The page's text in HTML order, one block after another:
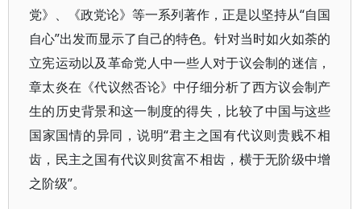
党》、《政党论》等一系列著作，正是以坚持从“自国
自心”出发而显示了自己的特色。针对当时如火如荼的
立宪运动以及革命党人中一些人对于议会制的迷信，
章太炎在《代议然否论》中仔细分析了西方议会制产
生的历史背景和这一制度的得失，比较了中国与这些
国家国情的异同，说明“君主之国有代议则贵贱不相
齿，民主之国有代议则贫富不相齿，横于无阶级中增
之阶级”。